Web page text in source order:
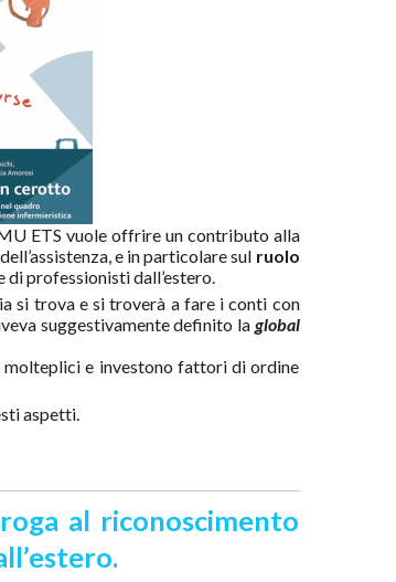
ETS vuole offrire un contributo alla
e in particolare sul ruolo
di professionisti dall’estero.
si trova e si troverà a fare i conti con
suggestivamente definito la global
molteplici e investono fattori di ordine
aspetti.
al riconoscimento